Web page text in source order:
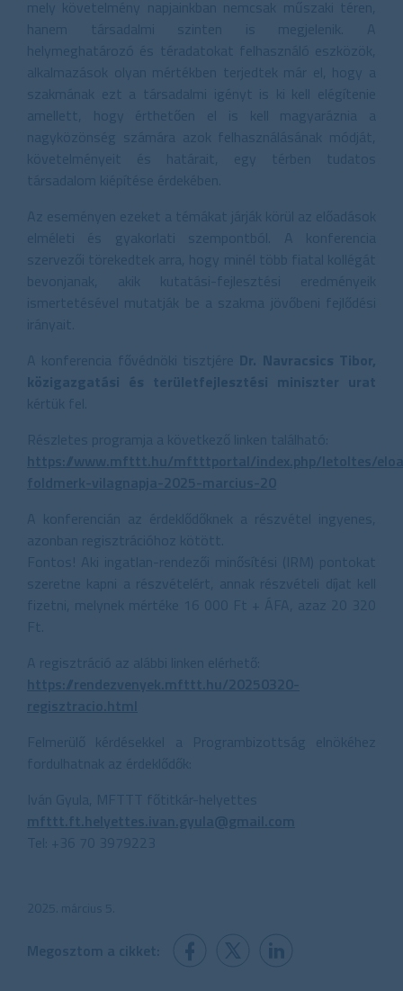
mely követelmény napjainkban nemcsak műszaki téren,
hanem társadalmi szinten is megjelenik. A
helymeghatározó és téradatokat felhasználó eszközök,
alkalmazások olyan mértékben terjedtek már el, hogy a
szakmának ezt a társadalmi igényt is ki kell elégítenie
amellett, hogy érthetően el is kell magyaráznia a
nagyközönség számára azok felhasználásának módját,
követelményeit és határait, egy térben tudatos
társadalom kiépítése érdekében.
Az eseményen ezeket a témákat járják körül az előadások
elméleti és gyakorlati szempontból. A konferencia
szervezői törekedtek arra, hogy minél több fiatal kollégát
bevonjanak, akik kutatási-fejlesztési eredményeik
ismertetésével mutatják be a szakma jövőbeni fejlődési
irányait.
A konferencia fővédnöki tisztjére Dr. Navracsics Tibor,
közigazgatási és területfejlesztési miniszter urat
kértük fel.
Részletes programja a következő linken található:
https://www.mfttt.hu/mftttportal/index.php/letoltes/
foldmerk-vilagnapja-2025-marcius-20
A konferencián az érdeklődőknek a részvétel ingyenes,
azonban regisztrációhoz kötött.
Fontos! Aki ingatlan-rendezői minősítési (IRM) pontokat
szeretne kapni a részvételért, annak részvételi díjat kell
fizetni, melynek mértéke 16 000 Ft + ÁFA, azaz 20 320
Ft.
A regisztráció az alábbi linken elérhető:
https://rendezvenyek.mfttt.hu/20250320-
regisztracio.html
Felmerülő kérdésekkel a Programbizottság elnökéhez
fordulhatnak az érdeklődők:
Iván Gyula, MFTTT főtitkár-helyettes
mfttt.ft.helyettes.ivan.gyula@gmail.com
Tel: +36 70 3979223
2025. március 5.
Megosztom a cikket: